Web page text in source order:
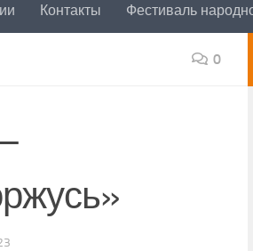
Контакты Фестиваль
0